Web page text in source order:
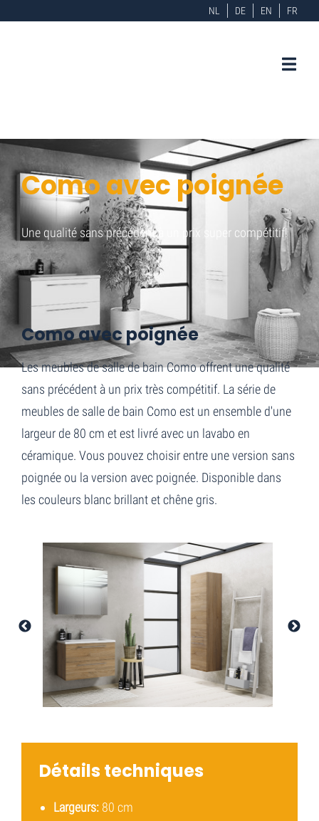
NL DE EN FR
Como avec poignée
Une qualité sans précédent à un prix super compétitif!
Como avec poignée
Como avec poignée
Les meubles de salle de bain Como offrent une qualité
sans précédent à un prix très compétitif. La série de
meubles de salle de bain Como est un ensemble d'une
largeur de 80 cm et est livré avec un lavabo en
céramique. Vous pouvez choisir entre une version sans
poignée ou la version avec poignée. Disponible dans
les couleurs blanc brillant et chêne gris.
Détails techniques
Largeurs: 80 cm